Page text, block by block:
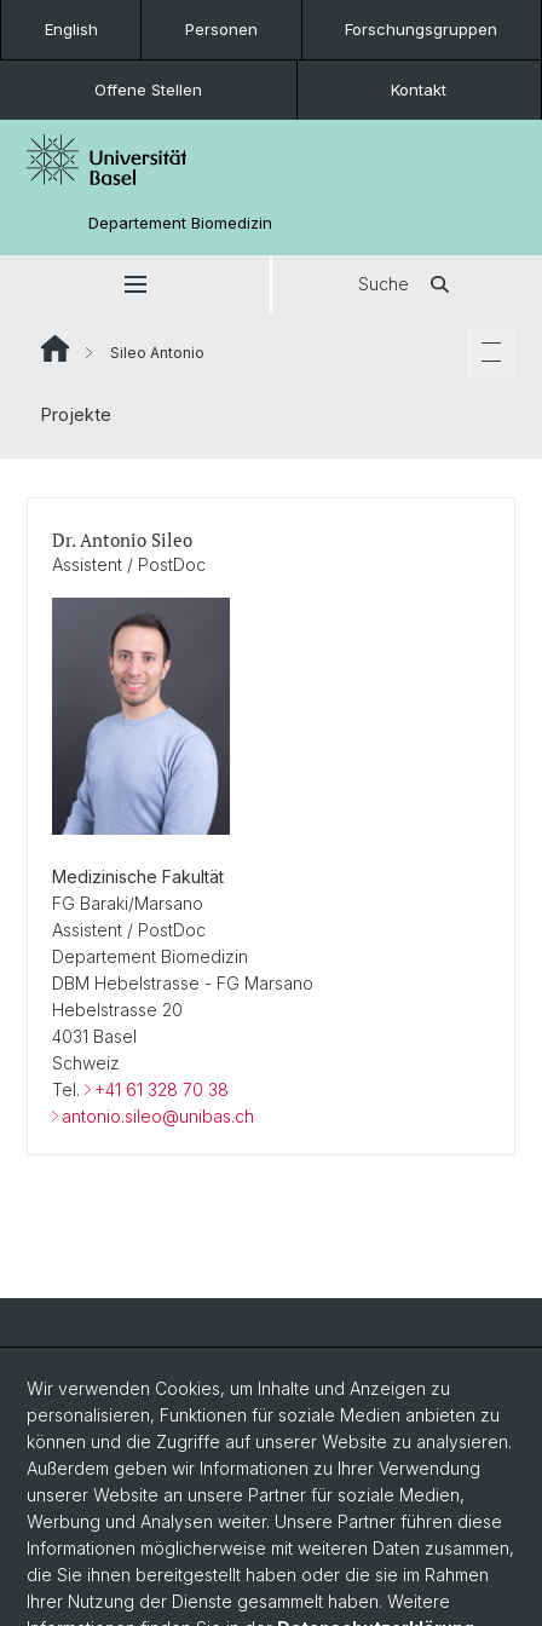
English Personen Forschungsgruppen
Offene Stellen Kontakt
Departement Biomedizin
Suche
Sileo Antonio
Projekte
Dr. Antonio Sileo
Assistent / PostDoc
Medizinische Fakultät
FG Baraki/Marsano
Assistent / PostDoc
Departement Biomedizin
DBM Hebelstrasse - FG Marsano
Hebelstrasse 20
4031 Basel
Schweiz
Tel.
+41 61 328 70 38
antonio.sileo@unibas.ch
Social Media
LinkedIn
Bluesky
Vimeo
Wir verwenden Cookies, um Inhalte und Anzeigen zu
personalisieren, Funktionen für soziale Medien anbieten zu
können und die Zugriffe auf unserer Website zu analysieren.
Außerdem geben wir Informationen zu Ihrer Verwendung
unserer Website an unsere Partner für soziale Medien,
Werbung und Analysen weiter. Unsere Partner führen diese
Informationen möglicherweise mit weiteren Daten zusammen,
die Sie ihnen bereitgestellt haben oder die sie im Rahmen
Ihrer Nutzung der Dienste gesammelt haben. Weitere